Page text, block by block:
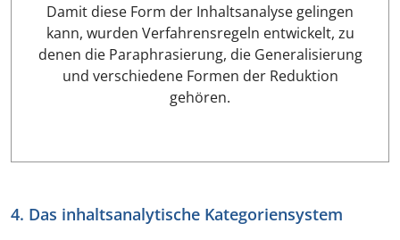
Damit diese Form der Inhaltsanalyse gelingen
kann, wurden Verfahrensregeln entwickelt, zu
denen die Paraphrasierung, die Generalisierung
und verschiedene Formen der Reduktion
gehören.
4. Das inhaltsanalytische Kategoriensystem